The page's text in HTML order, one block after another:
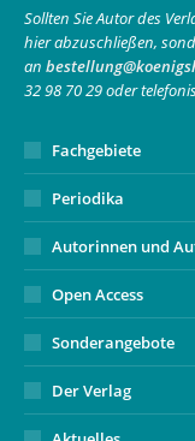
in
new
window
in
new
window
opens
in
new
window
Sollten Sie Autor des
hier abzuschließen,
an
32 98 70 29 oder
Fachgebiete
Periodika
Autorinnen und
Open Access
Sonderangebote
Der Verlag